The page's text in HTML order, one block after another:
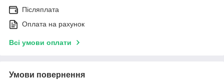
Післяплата
Оплата на рахунок
Всі умови оплати
Умови повернення